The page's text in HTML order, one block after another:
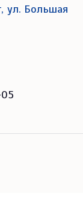
ул. Большая